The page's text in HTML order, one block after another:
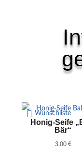
Wunschliste
Honig-Seife
Bär“
3,00 €